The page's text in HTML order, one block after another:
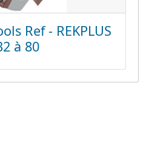
Ref - REKPLUS
à 80